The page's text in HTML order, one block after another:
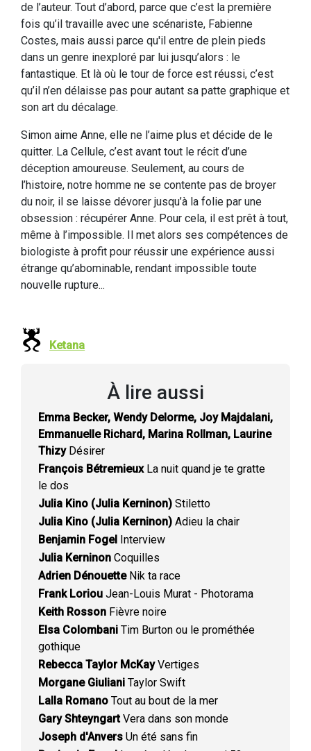
de l’auteur. Tout d’abord, parce que c’est la première
fois qu’il travaille avec une scénariste, Fabienne
Costes, mais aussi parce qu'il entre de plein pieds
dans un genre inexploré par lui jusqu’alors : le
fantastique. Et là où le tour de force est réussi, c’est
qu’il n’en délaisse pas pour autant sa patte graphique et
son art du décalage.
Simon aime Anne, elle ne l’aime plus et décide de le
quitter. La Cellule, c’est avant tout le récit d’une
déception amoureuse. Seulement, au cours de
l’histoire, notre homme ne se contente pas de broyer
du noir, il se laisse dévorer jusqu’à la folie par une
obsession : récupérer Anne. Pour cela, il est prêt à tout,
même à l’impossible. Il met alors ses compétences de
biologiste à profit pour réussir une expérience aussi
étrange qu’abominable, rendant impossible toute
nouvelle rupture...
Ketana
À lire aussi
Emma Becker, Wendy Delorme, Joy Majdalani,
Emmanuelle Richard, Marina Rollman, Laurine
ThizyDésirer
François BétremieuxLa nuit quand je te gratte
le dos
Julia Kino (Julia Kerninon) Stiletto
Julia Kino (Julia Kerninon) Adieu la chair
Benjamin Fogel Interview
Julia Kerninon Coquilles
Adrien DénouetteNik ta race
Frank Loriou Jean-Louis Murat - Photorama
Keith Rosson Fièvre noire
Elsa Colombani Tim Burton ou le prométhée
gothique
Rebecca Taylor McKayVertiges
Morgane Giuliani Taylor Swift
Lalla Romano Tout au bout de la mer
Gary ShteyngartVera dans son monde
Joseph d'Anvers Un été sans fin